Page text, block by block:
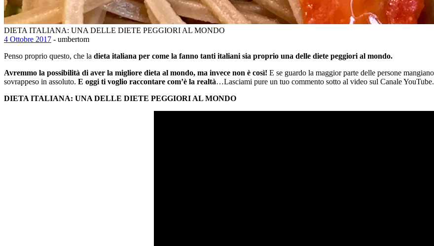
DIETA ITALIANA: UNA DELLE DIETE PEGGIORI AL MONDO
4 Ottobre 2017 - umbertom
Penso proprio questo, che la dieta italiana per come la fanno tanti italiani sia proprio una delle diete peggiori al mondo.
Avremmo la possibilità di aver la migliore dieta al mondo, ma invece non è così! E se guardo la maggior parte delle persone
sovrappeso in assoluto. E oggi ti voglio raccontare com’è la realtà…Lasciami pure un tuo commento sotto al video sul Canale YouTube.
DIETA ITALIANA: UNA DELLE DIETE PEGGIORI AL MONDO